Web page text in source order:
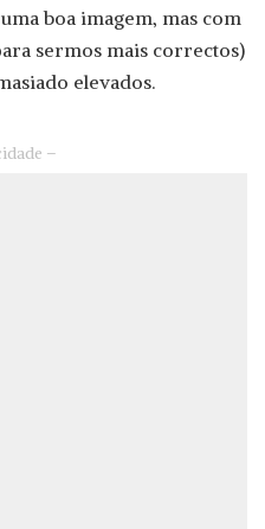
boa imagem, mas com
sermos mais correctos)
elevados.
–